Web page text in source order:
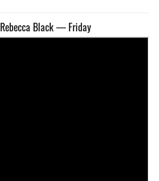
Rebecca Black — Friday